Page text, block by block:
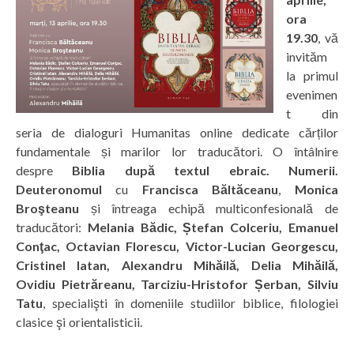
ora
19.30, vă
invităm
la primul
evenimen
t din
seria de dialoguri Humanitas online dedicate cărților
fundamentale și marilor lor traducători. O întâlnire
despre Biblia după textul ebraic. Numerii.
Deuteronomul cu Francisca Băltăceanu, Monica
Broşteanu și întreaga echipă multiconfesională de
traducători: Melania Bădic, Ștefan Colceriu, Emanuel
Conţac, Octavian Florescu, Victor-Lucian Georgescu,
Cristinel Iatan, Alexandru Mihăilă, Delia Mihăilă,
Ovidiu Pietrăreanu, Tarciziu-Hristofor Șerban, Silviu
Tatu, specialişti în domeniile studiilor biblice, filologiei
clasice şi orientalisticii.